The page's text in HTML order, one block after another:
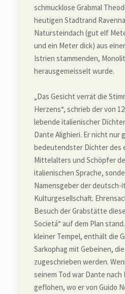
schmucklose Grabmal
heutigen Stadtrand
Natursteindach (gut elf
und ein Meter dick) aus
Istrien stammenden,
herausgemeisselt wurde.
„Das Gesicht verrät die
Herzens“, schrieb der von
lebende italienischer
Dante Alighieri. Er nicht nur
bedeutendster Dichter des
Mittelalters und Schöpfer
italienischen Sprache,
Namensgeber der deutsch-
Kulturgesellschaft.
Besuch der Grabstätte
Societá“ auf dem Plan
kleiner Tempel, enthält die
Sarkophag mit Gebeinen,
zugeschrieben werden.
seinem Tod war Dante nach
geflohen, wo er von Guido